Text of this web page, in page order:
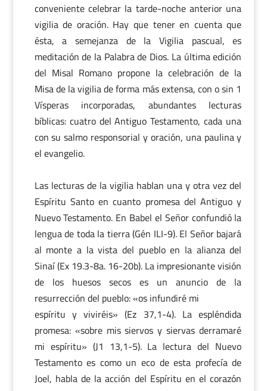
conveniente celebrar la tarde-noche anterior una
vigilia de oración. Hay que tener en cuenta que
ésta, a semejanza de la Vigilia pascual, es
meditación de la Palabra de Dios. La última edición
del Misal Romano propone la celebración de la
Misa de la vigilia de forma más extensa, con o sin 1
Vísperas incorporadas, abundantes lecturas
bíblicas: cuatro del Antiguo Testamento, cada una
con su salmo responsorial y oración, una paulina y
el evangelio.
Las lecturas de la vigilia hablan una y otra vez del
Espíritu Santo en cuanto promesa del Antiguo y
Nuevo Testamento. En Babel el Señor confundió la
lengua de toda la tierra (Gén ILI-9). El Señor bajará
al monte a la vista del pueblo en la alianza del
Sinaí (Ex 19.3-8a. 16-20b). La impresionante visión
de los huesos secos es un anuncio de la
resurrección del pueblo: «os infundiré mi
espíritu y viviréis» (Ez 37,1-4). La espléndida
promesa: «sobre mis siervos y siervas derramaré
mi espíritu» (J1 13,1-5). La lectura del Nuevo
Testamento es como un eco de esta profecía de
Joel, habla de la acción del Espíritu en el corazón